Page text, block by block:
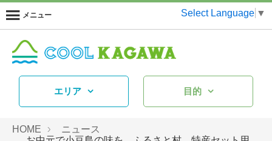
メニュー Select Language ▼
エリア 目的
HOME
ニュース